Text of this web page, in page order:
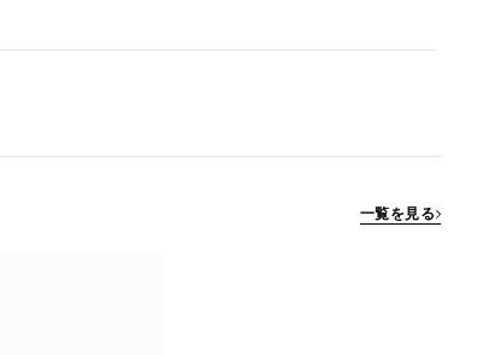
一覧を見る